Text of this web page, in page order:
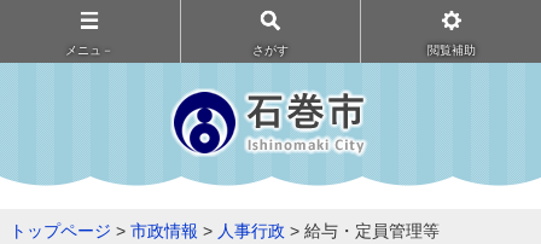
メニュ－ さがす 閲覧補助
トップページ > 市政情報 > 人事行政 > 給与・定員管理等